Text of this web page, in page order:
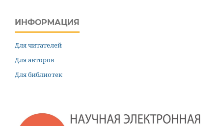
ИНФОРМАЦИЯ
Для читателей
Для авторов
Для библиотек